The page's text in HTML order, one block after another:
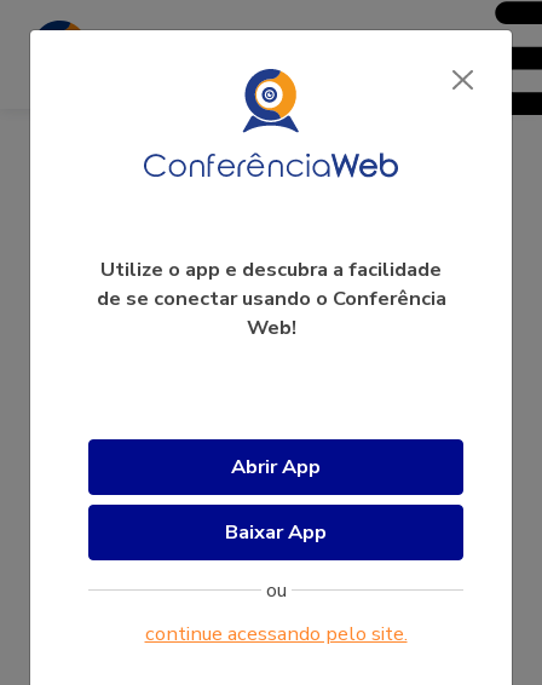
Karin Komati - campus Serra
A videoconferência ainda não começou.
Utilize o app e descubra a facilidade
de se conectar usando o Conferência
Web!
Abrir App
Baixar App
ou
continue acessando pelo site.